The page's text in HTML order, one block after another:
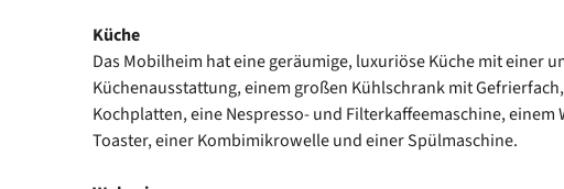
Küche
Das Mobilheim hat eine geräumige, luxuriöse Küche mit einer
Küchenausstattung, einem großen Kühlschrank mit
Kochplatten, eine Nespresso- und Filterkaffeemaschine, einem
Toaster, einer Kombimikrowelle und einer Spülmaschine.